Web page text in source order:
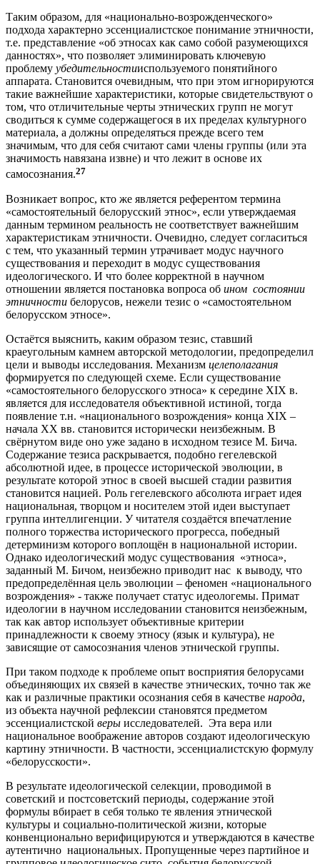
Таким образом, для «национально-возрожденческого»
подхода характерно эссенциалистское понимание этничности,
т.е. представление «об этносах как само собой разумеющихся
данностях», что позволяет элиминировать ключевую
проблему убедительностииспользуемого понятийного
аппарата. Становится очевидным, что при этом игнорируются
такие важнейшие характеристики, которые свидетельствуют о
том, что отличительные черты этнических групп не могут
сводиться к сумме содержащегося в их пределах культурного
материала, а должны определяться прежде всего тем
значимым, что для себя считают сами члены группы (или эта
значимость навязана извне) и что лежит в основе их
самосознания.27
Возникает вопрос, кто же является референтом термина
«самостоятельный белорусский этнос», если утверждаемая
данным термином реальность не соответствует важнейшим
характеристикам этничности. Очевидно, следует согласиться
с тем, что указанный термин утрачивает модус научного
существования и переходит в модус существования
идеологического. И что более корректной в научном
отношении является постановка вопроса об ином состоянии
этничности белорусов, нежели тезис о «самостоятельном
белорусском этносе».
Остаётся выяснить, каким образом тезис, ставший
краеугольным камнем авторской методологии, предопределил
цели и выводы исследования. Механизм целеполагания
формируется по следующей схеме. Если существование
«самостоятельного белорусского этноса» к середине XIX в.
является для исследователя объективной истиной, тогда
появление т.н. «национального возрождения» конца XIX –
начала XX вв. становится исторически неизбежным. В
свёрнутом виде оно уже задано в исходном тезисе М. Бича.
Содержание тезиса раскрывается, подобно гегелевской
абсолютной идее, в процессе исторической эволюции, в
результате которой этнос в своей высшей стадии развития
становится нацией. Роль гегелевского абсолюта играет идея
национальная, творцом и носителем этой идеи выступает
группа интеллигенции. У читателя создаётся впечатление
полного торжества исторического прогресса, победный
детерминизм которого воплощён в национальной истории.
Однако идеологический модус существования «этноса»,
заданный М. Бичом, неизбежно приводит нас к выводу, что
предопределённая цель эволюции – феномен «национального
возрождения» - также получает статус идеологемы. Примат
идеологии в научном исследовании становится неизбежным,
так как автор использует объективные критерии
принадлежности к своему этносу (язык и культура), не
зависящие от самосознания членов этнической группы.
При таком подходе к проблеме опыт восприятия белорусами
объединяющих их связей в качестве этнических, точно так же
как и различные практики осознания себя в качестве народа,
из объекта научной рефлексии становятся предметом
эссенциалистской веры исследователей. Эта вера или
национальное воображение авторов создают идеологическую
картину этничности. В частности, эссенциалистскую формулу
«белорусскости».
В результате идеологической селекции, проводимой в
советский и постсоветский периоды, содержание этой
формулы вбирает в себя только те явления этнической
культуры и социально-политической жизни, которые
конвенционально верифицируются и утверждаются в качестве
аутентично национальных. Пропущенные через партийное и